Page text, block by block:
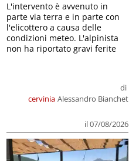
cervinia
di
Alessandro Bianchet
il 07/08/2026
L'intervento è avvenuto in
parte via terra e in parte con
l'elicottero a causa delle
condizioni meteo. L'alpinista
non ha riportato gravi ferite